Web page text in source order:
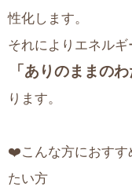
性化します。
それによりエネルギ
「ありのままの
ります。
❤️こんな方におすす
たい方